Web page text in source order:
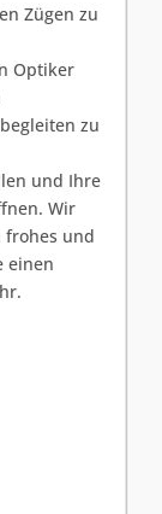
Zügen zu
Optiker
zu
und Ihre
Wir
frohes und
einen